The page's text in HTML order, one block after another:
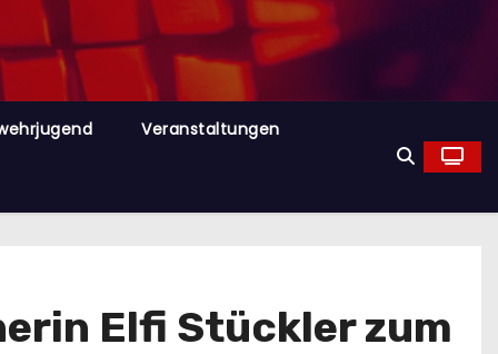
Veranstaltungen
Elfi Stückler zum